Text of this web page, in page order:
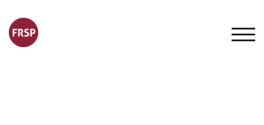
content